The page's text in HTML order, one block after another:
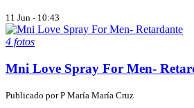
11 Jun - 10:43
4 fotos
Mni Love Spray For Men-
Publicado porP María María Cruz